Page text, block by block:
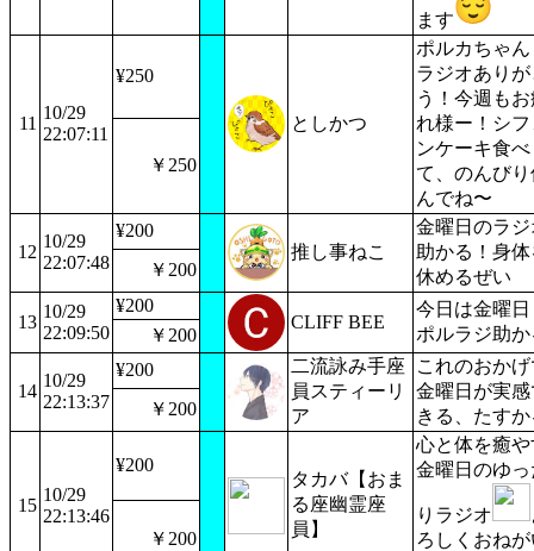
ます
11
10/29
22:07:11
¥250
としかつ
ポルカちゃん
ラジオありが
う！今週もお
れ様ー！シフ
ンケーキ食べ
て、のんびり
んでね〜
￥250
12
10/29
22:07:48
¥200
推し事ねこ
金曜日のラジ
助かる！身体
休めるぜい
￥200
13
10/29
22:09:50
¥200
CLIFF BEE
今日は金曜日
ポルラジ助か
￥200
14
10/29
22:13:37
¥200
二流詠み手座
員スティーリ
ア
これのおかげ
金曜日が実感
きる、たすか
￥200
15
10/29
22:13:46
¥200
タカバ【おま
る座幽霊座
員】
心と体を癒や
金曜日のゆっ
りラジオ
ろしくおねが
￥200